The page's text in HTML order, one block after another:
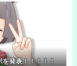
発表！！！！！